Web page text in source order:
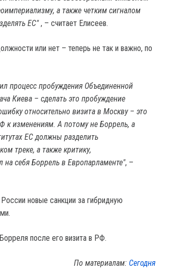
а также четким сигналом
ЕС", – считает Елисеев.
или нет – теперь не так и важно, по
процесс пробуждения Объединенной
Киева – сделать это пробуждение
относительно визита в Москву – это
к изменениям. А потому не Боррель, а
ЕС должны разделить
треке, а также критику,
на себя Боррель в Европарламенте", –
новые санкции за гибридную
после его визита в РФ.
По материалам: Сегодня